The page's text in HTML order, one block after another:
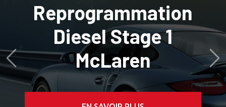
Reprogrammation
Diesel Stage 1
McLaren
Avant